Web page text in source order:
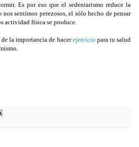
Es por eso que el sedentarismo reduce la
sentimos perezosos, el sólo hecho de pensar
actividad física se produce.
la importancia de hacerejercicio para tu salud